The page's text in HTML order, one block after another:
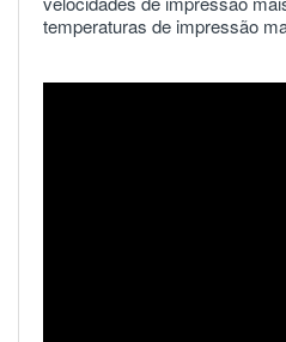
temperaturas de impressão